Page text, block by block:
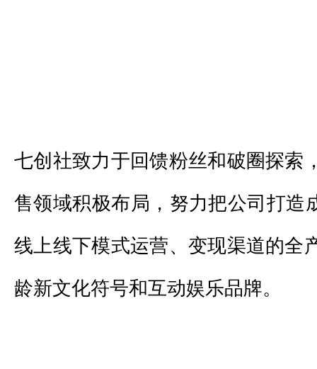
七创社致力于回馈粉丝和破圈探索
售领域积极布局，努力把公司打造
线上线下模式运营、变现渠道的全
龄新文化符号和互动娱乐品牌。